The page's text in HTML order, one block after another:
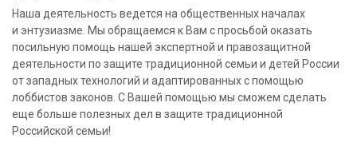
Наша деятельность ведется на общественных началах
и энтузиазме. Мы обращаемся к Вам с просьбой оказать
посильную помощь нашей экспертной и правозащитной
деятельности по защите традиционной семьи и детей России
от западных технологий и адаптированных с помощью
лоббистов законов. С Вашей помощью мы сможем сделать
еще больше полезных дел в защите традиционной
Российской семьи!